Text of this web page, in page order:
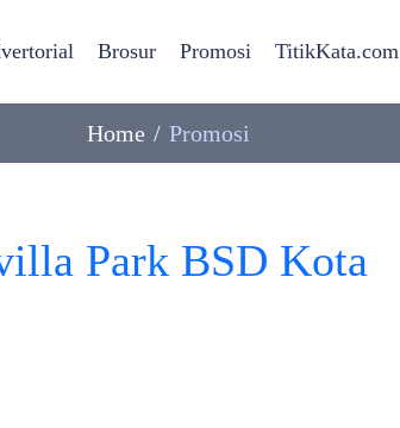
Brosur Promosi TitikKata.com
Home Promosi
Park BSD Kota